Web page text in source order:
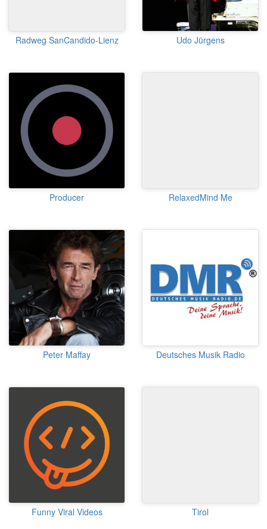
Radweg SanCandido-Lienz Udo Jürgens
Producer RelaxedMind Me
Peter Maffay Deutsches Musik Radio
Funny Viral Videos Tirol